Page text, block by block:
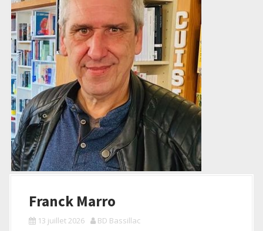
Franck Marro
13 juillet 2026 BD Bassillac